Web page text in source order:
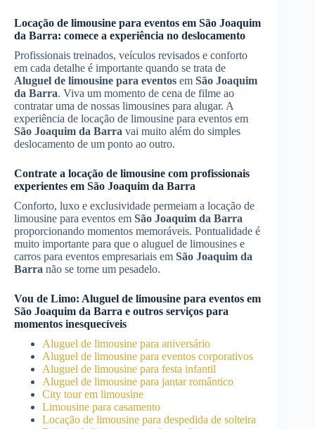
Locação de limousine para eventos em São Joaquim
da Barra: comece a experiência no deslocamento
Profissionais treinados, veículos revisados e conforto
em cada detalhe é importante quando se trata de
Aluguel de limousine para eventos em São Joaquim
da Barra. Viva um momento de cena de filme ao
contratar uma de nossas limousines para alugar. A
experiência de locação de limousine para eventos em
São Joaquim da Barra vai muito além do simples
deslocamento de um ponto ao outro.
Contrate a locação de limousine com profissionais
experientes em São Joaquim da Barra
Conforto, luxo e exclusividade permeiam a locação de
limousine para eventos em São Joaquim da Barra
proporcionando momentos memoráveis. Pontualidade é
muito importante para que o aluguel de limousines e
carros para eventos empresariais em São Joaquim da
Barra não se torne um pesadelo.
Vou de Limo: Aluguel de limousine para eventos em
São Joaquim da Barra e outros serviços para
momentos inesquecíveis
Aluguel de limousine para aniversário
Aluguel de limousine para eventos corporativos
Aluguel de limousine para festa infantil
Aluguel de limousine para jantar romântico
City tour em limousine
Limousine para casamento
Locação de limousine para despedida de solteira